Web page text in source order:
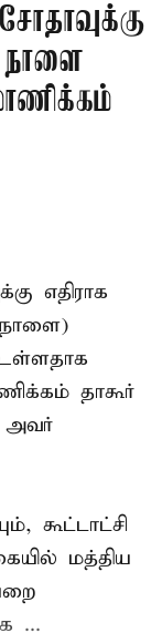
நாளை
எதிராக
தாகூர்
அவர்
கூட்டாட்சி
மத்திய
...